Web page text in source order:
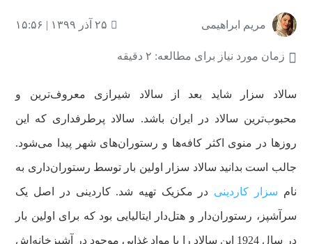
مریم ابراهیمی ۲۵ آذر ۱۳۹۹ | ۱۵:۵۶
زمان مورد نیاز برای مطالعه: ۲ دقیقه
سالاد سزار شاید بعد از سالاد شیرازی معروف‌ترین و
محبوب‌ترین سالاد در ایران باشد. سالاد پرطرفداری که این
روزها در منوی اکثر کافه‌ها و رستوران‌های شهر پیدا می‌شود.
جالب است بدانید سالاد سزار اولین بار توسط رستوران‌داری به
نام سزار کاردینی در مکزیک تهیه شد. کاردینی در اصل یک
سرآشپز، رستوران‌دار و هتل‌دار ایتالیایی بود که برای اولین بار
در سال 1924 این سالاد را با مواد غذایی موجود در آشپزخانه‌اش